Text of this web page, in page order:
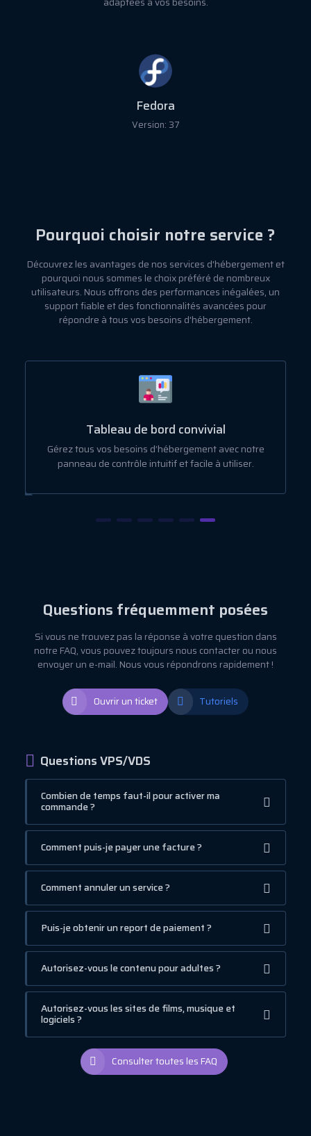
Fedora
Version: 37
Pourquoi choisir notre service ?
Découvrez les avantages de nos services d'hébergement et
pourquoi nous sommes le choix préféré de nombreux
utilisateurs. Nous offrons des performances inégalées, un
support fiable et des fonctionnalités avancées pour
répondre à tous vos besoins d'hébergement.
Tableau de bord convivial
Gérez tous vos besoins d’hébergement avec notre
panneau de contrôle intuitif et facile à utiliser.
Questions fréquemment posées
Si vous ne trouvez pas la réponse à votre question dans
notre FAQ, vous pouvez toujours nous contacter ou nous
envoyer un e-mail. Nous vous répondrons rapidement !
Ouvrir un ticket Tutoriels
Questions VPS/VDS
Combien de temps faut-il pour activer ma
commande ?
Comment puis-je payer une facture ?
Comment annuler un service ?
Puis-je obtenir un report de paiement ?
Autorisez-vous le contenu pour adultes ?
Autorisez-vous les sites de films, musique et
logiciels ?
Consulter toutes les FAQ